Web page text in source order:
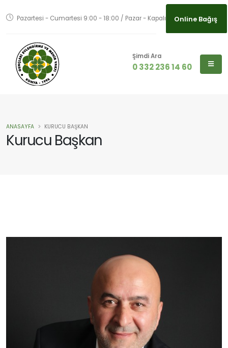
Pazartesi - Cumartesi 9:00 - 18:00 / Pazar - Kapalı Online Bağış
Şimdi Ara
0 332 236 14 60
Kurucu Başkan
ANASAYFA KURUCU BAŞKAN